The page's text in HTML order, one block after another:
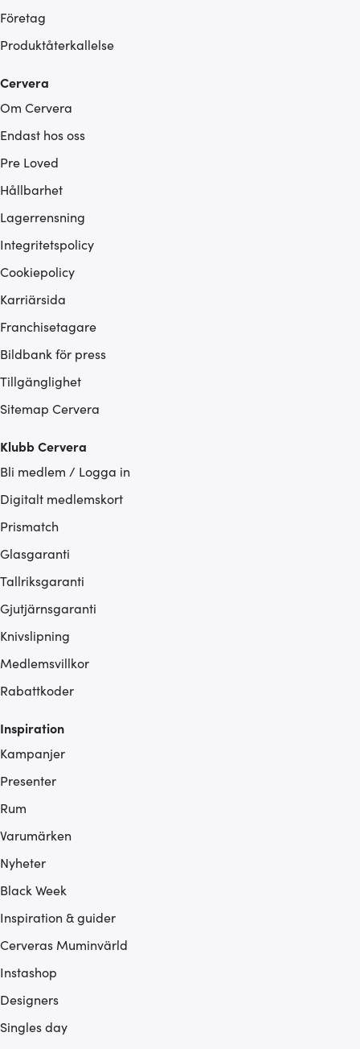
Företag
Produktåterkallelse
Cervera
Om Cervera
Endast hos oss
Pre Loved
Hållbarhet
Lagerrensning
Integritetspolicy
Cookiepolicy
Karriärsida
Franchisetagare
Bildbank för press
Tillgänglighet
Sitemap Cervera
Klubb Cervera
Bli medlem / Logga in
Digitalt medlemskort
Prismatch
Glasgaranti
Tallriksgaranti
Gjutjärnsgaranti
Knivslipning
Medlemsvillkor
Rabattkoder
Inspiration
Kampanjer
Presenter
Rum
Varumärken
Nyheter
Black Week
Inspiration & guider
Cerveras Muminvärld
Instashop
Designers
Singles day